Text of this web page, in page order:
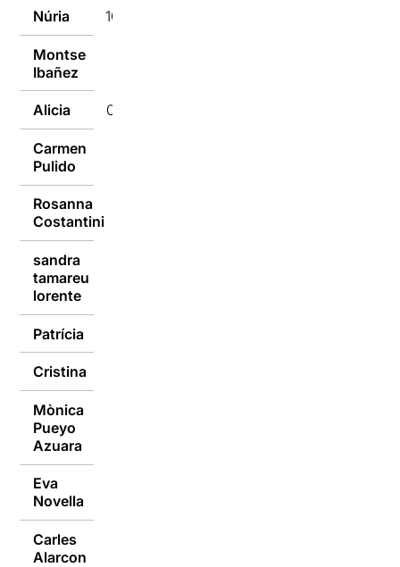
Núria 10/01/2017
Montse
Ibañez
Alicia 09/01/2017
Carmen
Pulido
Rosanna
Costantini
sandra
tamareu
lorente
Patrícia
Cristina
Mònica
Pueyo
Azuara
Eva
Novella
Carles
Alarcon